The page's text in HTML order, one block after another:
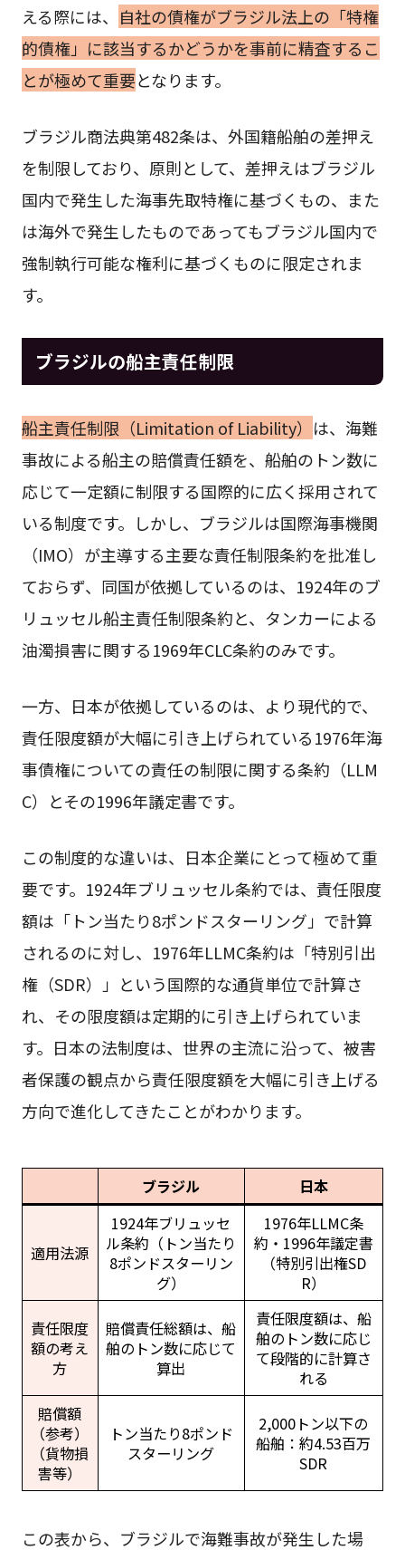
える際には、 自社の債権がブラジル法上の「特権
的債権」に該当するかどうかを事前に精査するこ
とが極めて重要となります。
ブラジル商法典第482条は、外国籍船舶の差押え
を制限しており、原則として、差押えはブラジル
国内で発生した海事先取特権に基づくもの、また
は海外で発生したものであってもブラジル国内で
強制執行可能な権利に基づくものに限定されま
す。
ブラジルの船主責任制限
船主責任制限（Limitation of Liability） は、海難
事故による船主の賠償責任額を、船舶のトン数に
応じて一定額に制限する国際的に広く採用されて
いる制度です。しかし、ブラジルは国際海事機関
（IMO）が主導する主要な責任制限条約を批准し
ておらず、同国が依拠しているのは、1924年のブ
リュッセル船主責任制限条約と、タンカーによる
油濁損害に関する1969年CLC条約のみです。
一方、日本が依拠しているのは、より現代的で、
責任限度額が大幅に引き上げられている1976年海
事債権についての責任の制限に関する条約（LLM
C）とその1996年議定書です。
この制度的な違いは、日本企業にとって極めて重
要です。1924年ブリュッセル条約では、責任限度
額は「トン当たり8ポンドスターリング」で計算
されるのに対し、1976年LLMC条約は「特別引出
権（SDR）」という国際的な通貨単位で計算さ
れ、その限度額は定期的に引き上げられていま
す。日本の法制度は、世界の主流に沿って、被害
者保護の観点から責任限度額を大幅に引き上げる
方向で進化してきたことがわかります。
ブラジル 日本
適用法源
1924年ブリュッセ
ル条約（トン当たり
8ポンドスターリン
グ）
1976年LLMC条
約・1996年議定書
（特別引出権SD
R）
責任限度
額の考え
方
賠償責任総額は、船
舶のトン数に応じて
算出
責任限度額は、船
舶のトン数に応じ
て段階的に計算さ
れる
賠償額
（参考）
（貨物損
害等）
トン当たり8ポンド
スターリング
2,000トン以下の
船舶：約4.53百万
SDR
この表から、ブラジルで海難事故が発生した場